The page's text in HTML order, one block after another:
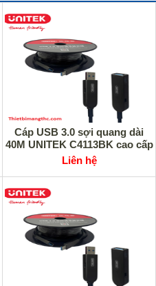
Cáp USB 3.0 sợi quang dài
40M UNITEK C4113BK cao cấp
Liên hệ